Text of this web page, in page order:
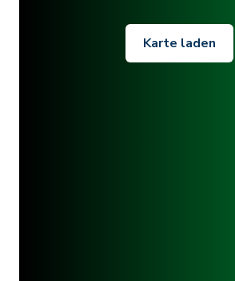
Karte laden